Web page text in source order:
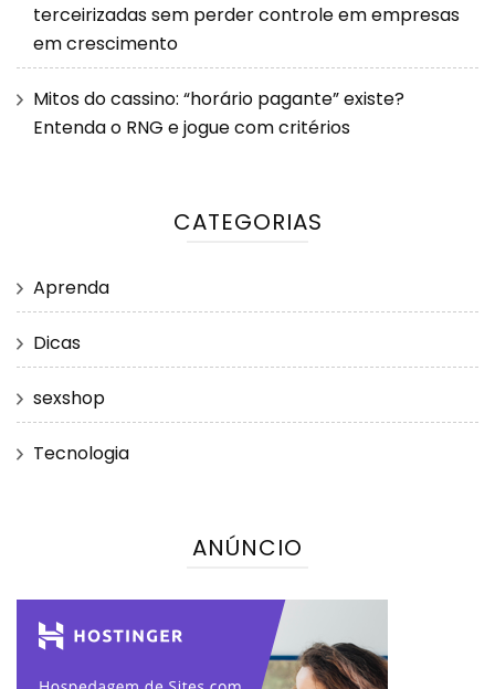
terceirizadas sem perder controle em empresas
em crescimento
Mitos do cassino: “horário pagante” existe?
Entenda o RNG e jogue com critérios
CATEGORIAS
Aprenda
Dicas
sexshop
Tecnologia
ANÚNCIO